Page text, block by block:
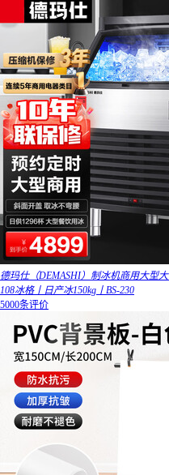
德玛仕（DEMASHI）制冰机商用大型
108冰格丨日产冰150kg丨BS-230
5000条评价